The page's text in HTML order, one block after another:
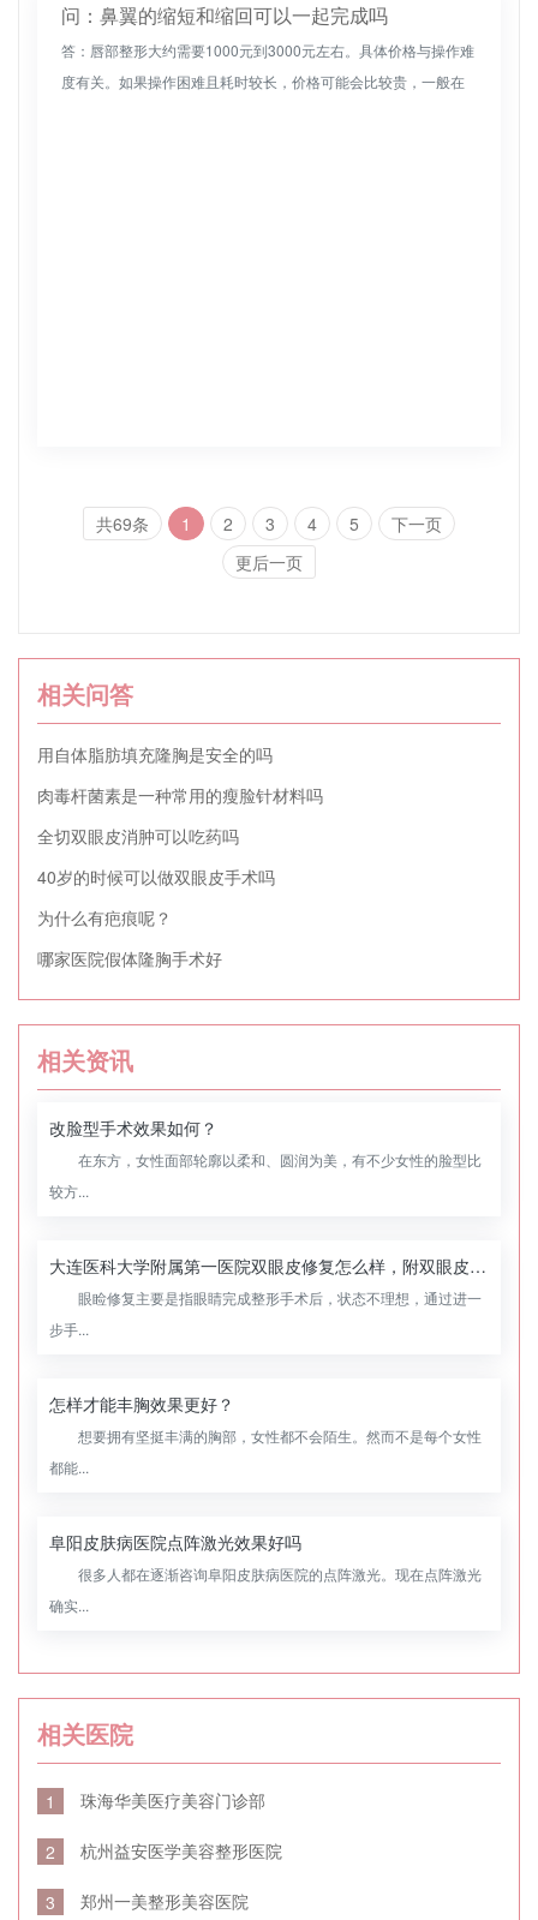
问：鼻翼的缩短和缩回可以一起完成吗
答：唇部整形大约需要1000元到3000元左右。具体价格与操作难
度有关。如果操作困难且耗时较长，价格可能会比较贵，一般在
共69条 1 2 3 4 5
下一页
更后一页
相关问答
用自体脂肪填充隆胸是安全的吗
肉毒杆菌素是一种常用的瘦脸针材料吗
全切双眼皮消肿可以吃药吗
40岁的时候可以做双眼皮手术吗
为什么有疤痕呢？
哪家医院假体隆胸手术好
相关资讯
改脸型手术效果如何？
在东方，女性面部轮廓以柔和、圆润为美，有不少女性的脸型比
较方...
大连医科大学附属第一医院双眼皮修复怎么样，附双眼皮修复案例
眼睑修复主要是指眼睛完成整形手术后，状态不理想，通过进一
步手...
怎样才能丰胸效果更好？
想要拥有坚挺丰满的胸部，女性都不会陌生。然而不是每个女性
都能...
阜阳皮肤病医院点阵激光效果好吗
很多人都在逐渐咨询阜阳皮肤病医院的点阵激光。现在点阵激光
确实...
相关医院
1 珠海华美医疗美容门诊部
2 杭州益安医学美容整形医院
3 郑州一美整形美容医院